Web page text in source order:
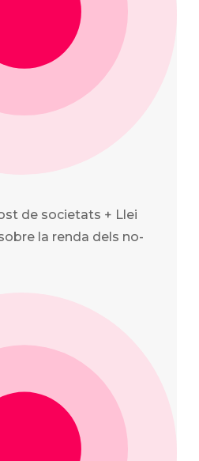
de societats + Llei
la renda dels no-